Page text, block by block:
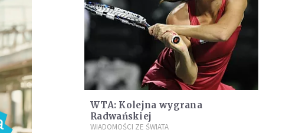
WTA: Kolejna wygrana
Radwańskiej
WIADOMOŚCI ZE ŚWIATA